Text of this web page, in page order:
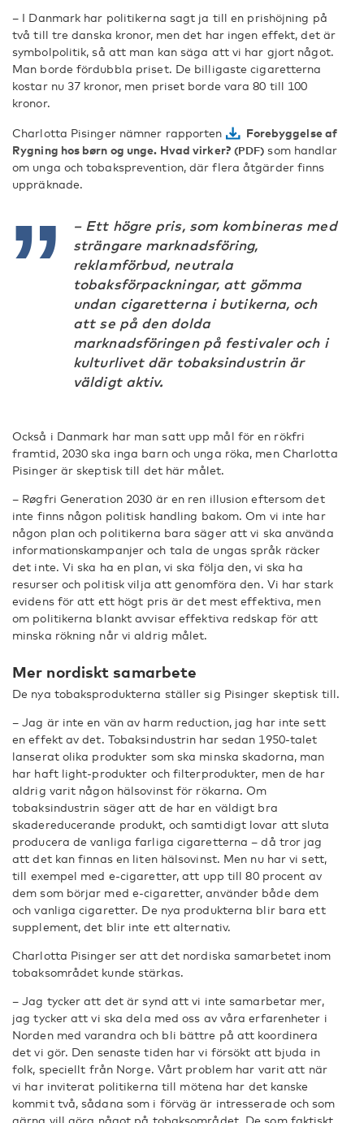
– I Danmark har politikerna sagt ja till en prishöjning på
två till tre danska kronor, men det har ingen effekt, det är
symbolpolitik, så att man kan säga att vi har gjort något.
Man borde fördubbla priset. De billigaste cigaretterna
kostar nu 37 kronor, men priset borde vara 80 till 100
kronor.
Charlotta Pisinger nämner rapporten
Forebyggelse af
Rygning hos børn og unge. Hvad virker?
som handlar
om unga och tobaksprevention, där flera åtgärder finns
uppräknade.
– Ett högre pris, som kombineras med
strängare marknadsföring,
reklamförbud, neutrala
tobaksförpackningar, att gömma
undan cigaretterna i butikerna, och
att se på den dolda
marknadsföringen på festivaler och i
kulturlivet där tobaksindustrin är
väldigt aktiv.
Också i Danmark har man satt upp mål för en rökfri
framtid, 2030 ska inga barn och unga röka, men Charlotta
Pisinger är skeptisk till det här målet.
– Røgfri Generation 2030 är en ren illusion eftersom det
inte finns någon politisk handling bakom. Om vi inte har
någon plan och politikerna bara säger att vi ska använda
informationskampanjer och tala de ungas språk räcker
det inte. Vi ska ha en plan, vi ska följa den, vi ska ha
resurser och politisk vilja att genomföra den. Vi har stark
evidens för att ett högt pris är det mest effektiva, men
om politikerna blankt avvisar effektiva redskap för att
minska rökning når vi aldrig målet.
Mer nordiskt samarbete
De nya tobaksprodukterna ställer sig Pisinger skeptisk till.
– Jag är inte en vän av harm reduction, jag har inte sett
en effekt av det. Tobaksindustrin har sedan 1950-talet
lanserat olika produkter som ska minska skadorna, man
har haft light-produkter och filterprodukter, men de har
aldrig varit någon hälsovinst för rökarna. Om
tobaksindustrin säger att de har en väldigt bra
skadereducerande produkt, och samtidigt lovar att sluta
producera de vanliga farliga cigaretterna – då tror jag
att det kan finnas en liten hälsovinst. Men nu har vi sett,
till exempel med e-cigaretter, att upp till 80 procent av
dem som börjar med e-cigaretter, använder både dem
och vanliga cigaretter. De nya produkterna blir bara ett
supplement, det blir inte ett alternativ.
Charlotta Pisinger ser att det nordiska samarbetet inom
tobaksområdet kunde stärkas.
– Jag tycker att det är synd att vi inte samarbetar mer,
jag tycker att vi ska dela med oss av våra erfarenheter i
Norden med varandra och bli bättre på att koordinera
det vi gör. Den senaste tiden har vi försökt att bjuda in
folk, speciellt från Norge. Vårt problem har varit att när
vi har inviterat politikerna till mötena har det kanske
kommit två, sådana som i förväg är intresserade och som
gärna vill göra något på tobaksområdet. De som faktiskt